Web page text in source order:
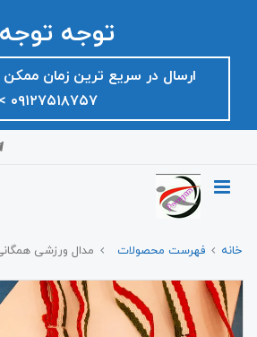
توجه توجه
ارسال در سریع ترین زمان
۰۹۱۲۷۵۱۸۷۵۷ >
خانه فهرست محصولات مدال ورزشی